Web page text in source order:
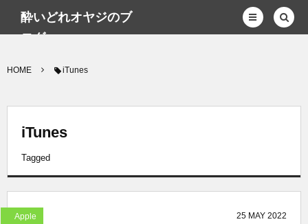
酔いどれオヤジのブ
ログwp
HOME iTunes
iTunes
Tagged
Apple 25 MAY 2022